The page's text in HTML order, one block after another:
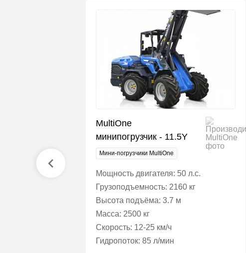
22500 кг
MultiOne
минипогрузчик - 11.5Y
Мини-погрузчики MultiOne
Мощность двигателя: 50 л.с.
Грузоподъемность: 2160 кг
Высота подъёма: 3.7 м
Масса: 2500 кг
Скорость: 12-25 км/ч
Гидропоток: 85 л/мин